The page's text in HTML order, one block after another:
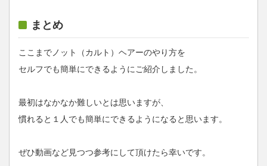
まとめ
ここまでノット（カルト）ヘアーのやり方を
セルフでも簡単にできるようにご紹介しました。
最初はなかなか難しいとは思いますが、
慣れると１人でも簡単にできるようになると思います。
ぜひ動画など見つつ参考にして頂けたら幸いです。